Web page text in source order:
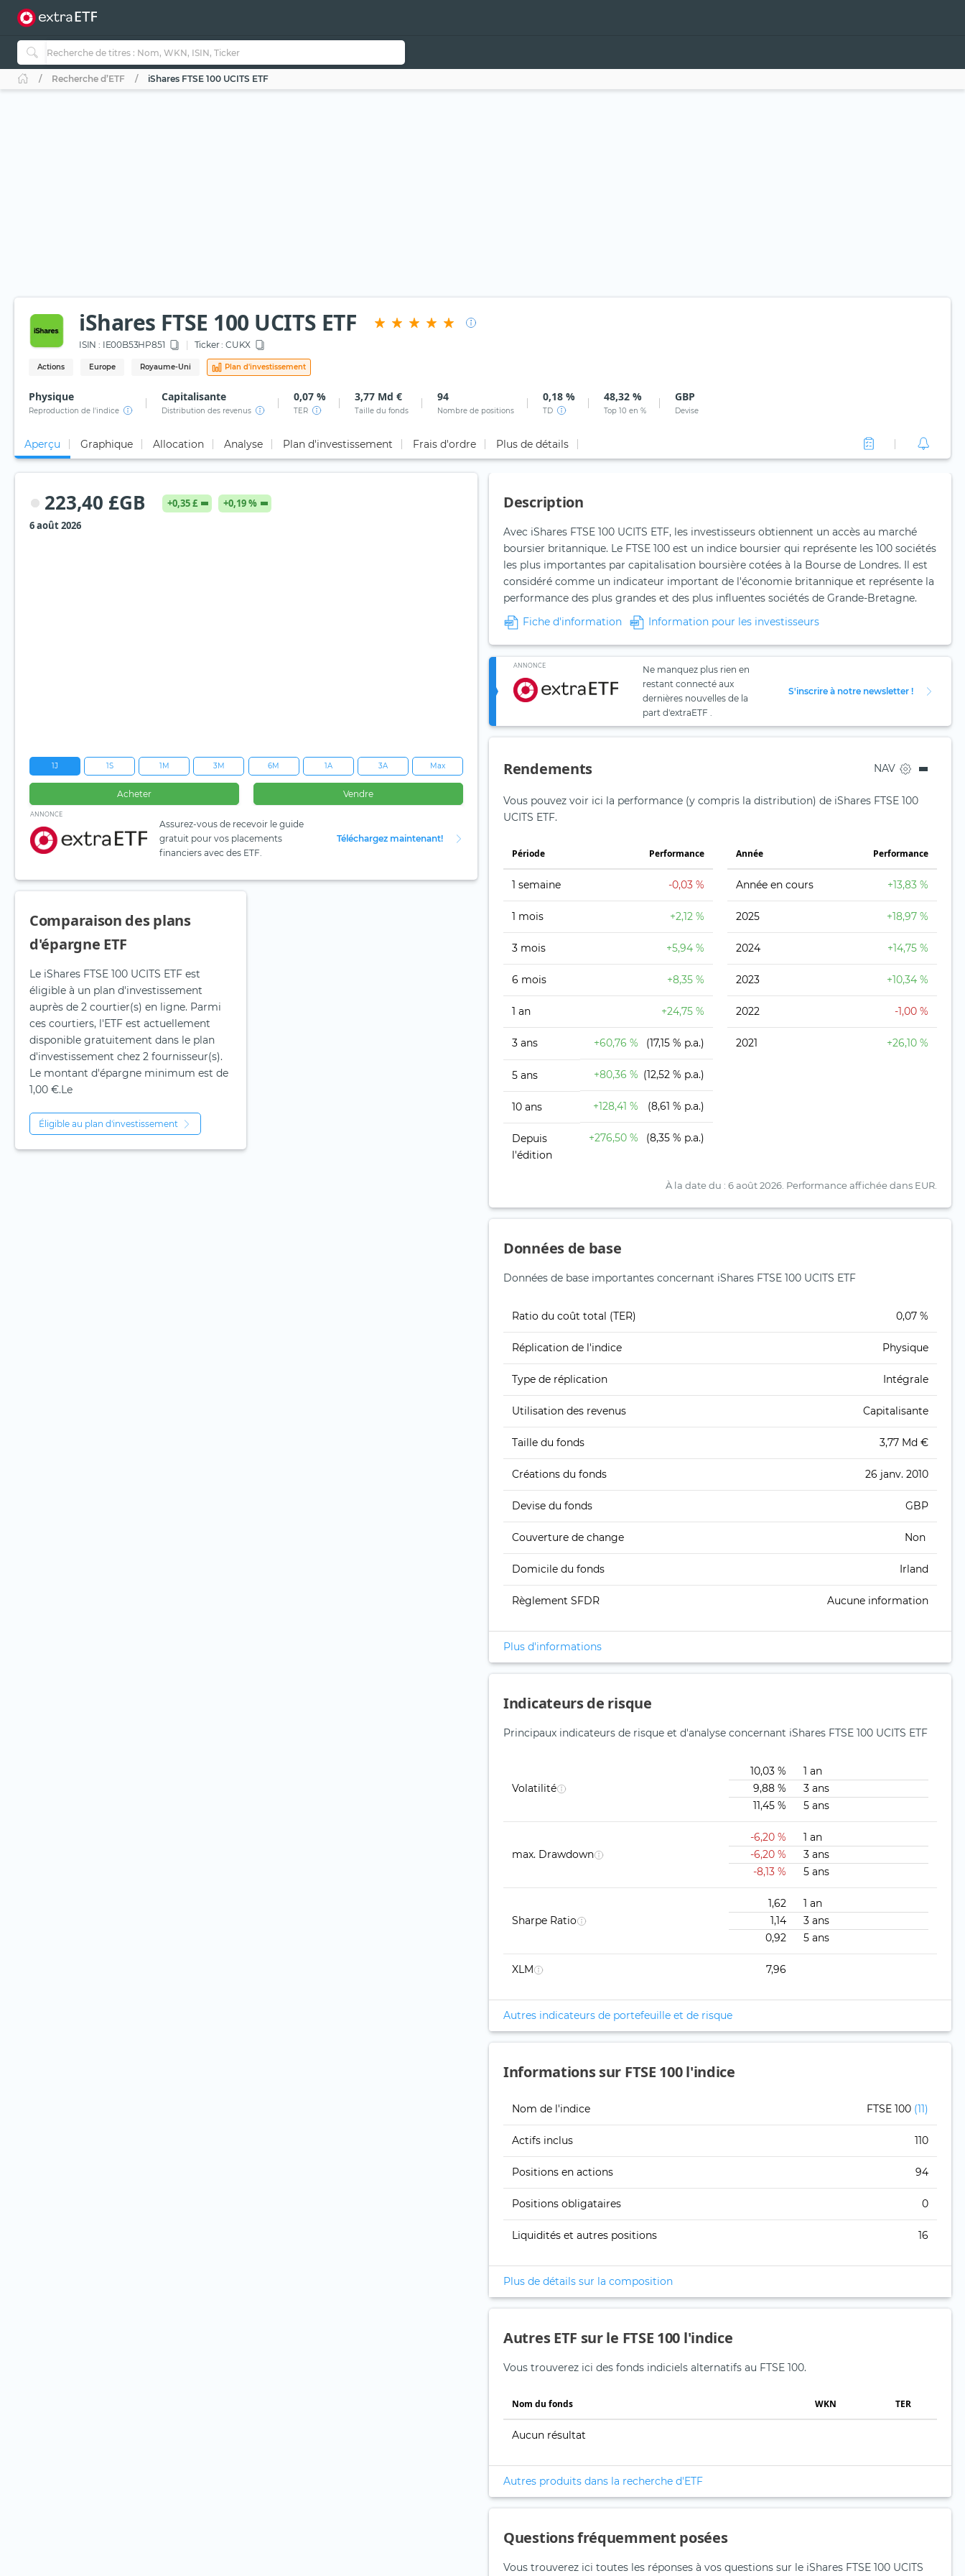
Recherche d’ETF iShares FTSE 100 UCITS ETF
iShares FTSE 100 UCITS ETF
ISIN : IE00B53HP851 Ticker : CUKX
Actions Europe Royaume-Uni Plan d'investissement
Physique
Reproduction de l'indice
Capitalisante
Distribution des revenus
0,07 %
TER
3,77 Md €
Taille du fonds
94
Nombre de positions
0,18 %
TD
48,32 %
Top 10 en %
GBP
Devise
Aperçu Graphique Allocation Analyse Plan d'investissement Frais d'ordre Plus de détails
223,40 £GB +0,35 £
+0,19 %
6 août 2026
1J 1S 1M 3M 6M 1A 3A Max
Acheter Vendre
ANNONCE
Assurez-vous de recevoir le guide
gratuit pour vos placements
financiers avec des ETF.
Téléchargez maintenant!
Comparaison des plans
d'épargne ETF
Le iShares FTSE 100 UCITS ETF est
éligible à un plan d'investissement
auprès de 2 courtier(s) en ligne. Parmi
ces courtiers, l'ETF est actuellement
disponible gratuitement dans le plan
d'investissement chez 2 fournisseur(s).
Le montant d'épargne minimum est de
1,00 €.Le
Éligible au plan d'investissement
Description
Avec iShares FTSE 100 UCITS ETF, les investisseurs obtiennent un accès au marché
boursier britannique. Le FTSE 100 est un indice boursier qui représente les 100 sociétés
les plus importantes par capitalisation boursière cotées à la Bourse de Londres. Il est
considéré comme un indicateur important de l'économie britannique et représente la
performance des plus grandes et des plus influentes sociétés de Grande-Bretagne.
Fiche d'information
Information pour les investisseurs
ANNONCE
Ne manquez plus rien en
restant connecté aux
dernières nouvelles de la
part d'extraETF .
S'inscrire à notre newsletter !
Rendements NAV
Vous pouvez voir ici la performance (y compris la distribution) de iShares FTSE 100
UCITS ETF.
Période Performance
1 semaine -0,03 %
1 mois +2,12 %
3 mois +5,94 %
6 mois +8,35 %
1 an +24,75 %
3 ans +60,76 % (17,15 % p.a.)
5 ans +80,36 % (12,52 % p.a.)
10 ans +128,41 % (8,61 % p.a.)
Depuis
l'édition
+276,50 % (8,35 % p.a.)
Année Performance
Année en cours +13,83 %
2025 +18,97 %
2024 +14,75 %
2023 +10,34 %
2022 -1,00 %
2021 +26,10 %
À la date du : 6 août 2026. Performance affichée dans EUR.
Données de base
Données de base importantes concernant iShares FTSE 100 UCITS ETF
Ratio du coût total (TER) 0,07 %
Réplication de l'indice Physique
Type de réplication Intégrale
Utilisation des revenus Capitalisante
Taille du fonds 3,77 Md €
Créations du fonds 26 janv. 2010
Devise du fonds GBP
Couverture de change Non
Domicile du fonds Irland
Règlement SFDR Aucune information
Plus d'informations
Indicateurs de risque
Principaux indicateurs de risque et d'analyse concernant iShares FTSE 100 UCITS ETF
Volatilité
10,03 %
1 an
9,88 %
3 ans
11,45 %
5 ans
max. Drawdown
-6,20 %
1 an
-6,20 %
3 ans
-8,13 %
5 ans
Sharpe Ratio
1,62
1 an
1,14
3 ans
0,92
5 ans
XLM 7,96
Autres indicateurs de portefeuille et de risque
Informations sur FTSE 100 l'indice
Nom de l'indice FTSE 100 (11)
Actifs inclus 110
Positions en actions 94
Positions obligataires 0
Liquidités et autres positions 16
Plus de détails sur la composition
Autres ETF sur le FTSE 100 l'indice
Vous trouverez ici des fonds indiciels alternatifs au FTSE 100.
Nom du fonds WKN TER
Aucun résultat
Autres produits dans la recherche d'ETF
Questions fréquemment posées
Vous trouverez ici toutes les réponses à vos questions sur le iShares FTSE 100 UCITS